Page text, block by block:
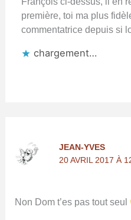
première, toi ma plus
commentatrice depuis si
chargement…
JEAN-YVES
20 AVRIL 2017 À
Non Dom t’es pas tout seul